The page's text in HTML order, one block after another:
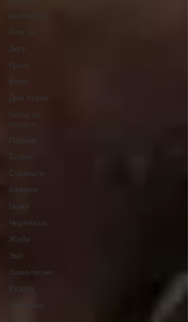
Шиншили
Хом'як
Дегу
Кролі
Білки
Дикі птахи
Виїзд за
кордон
Павуки
Тхори
Сурикати
Кажани
Їжаки
Черепаха
Жаби
Змії
Хамелеони
Екзоти
Загальне